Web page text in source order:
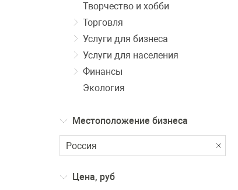
Творчество и хобби
Торговля
Услуги для бизнеса
Услуги для населения
Финансы
Экология
Местоположение бизнеса
Цена, руб